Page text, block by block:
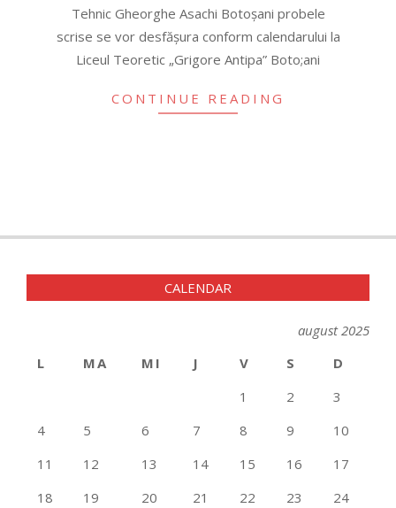
Tehnic Gheorghe Asachi Botoșani probele
scrise se vor desfășura conform calendarului la
Liceul Teoretic „Grigore Antipa” Boto;ani
CONTINUE READING
CALENDAR
august 2025
L
MA MI J V S
D
1
2
3
4
5 6 7 8 9
10
11
12 13 14 15 16
17
18
19 20 21 22 23
24